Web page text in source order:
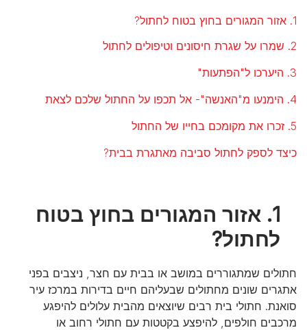
1. אזור המגורים בחוץ בטוח לחתול?
2. שמרו על שגרת חיסונים וטיפולים לחתול
3. היערכו ל"הפתעות"
4. הימנעו מ"האנשה"- אל תכפו על החתול שלכם לצאת
5. זכרו את מקומכם בחייו של החתול
כיצד לספק לחתול סביבה מאתגרת בבית?
1. אזור המגורים בחוץ בטוח
לחתול?
חתולים שמתגוררים במושב או בבית עם חצר, ניצבים בפני
אתגרים שונים מחתולים שבעליהם חיים בדירות במרכז עיר
סואנת. חתולי בית רבים שיוצאים מהבית עלולים להיפגע
מרכבים חולפים, להיפצע בקטטות עם חתולי רחוב או